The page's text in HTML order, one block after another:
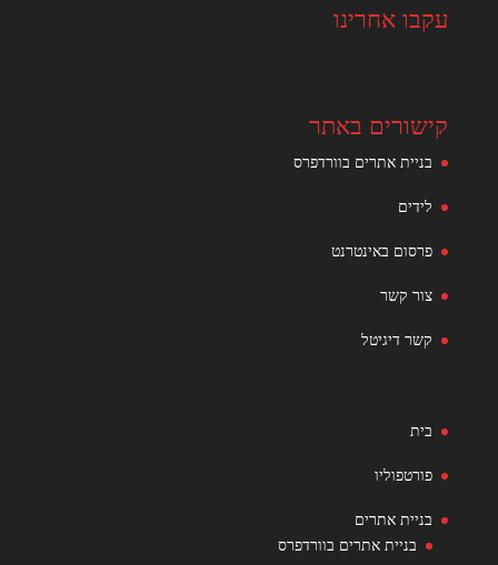
עקבו אחרינו
קישורים באתר
בניית אתרים בוורדפרס
לידים
פרסום באינטרנט
צור קשר
קשר דיגיטל
בית
פורטפוליו
בניית אתרים
בניית אתרים בוורדפרס